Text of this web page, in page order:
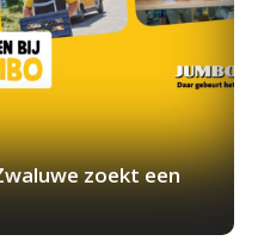
zoekt een